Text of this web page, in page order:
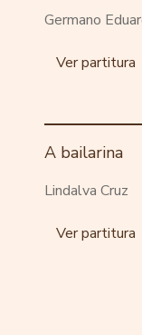
Germano
Ver partitura
A bailarina
Lindalva Cruz
Ver partitura